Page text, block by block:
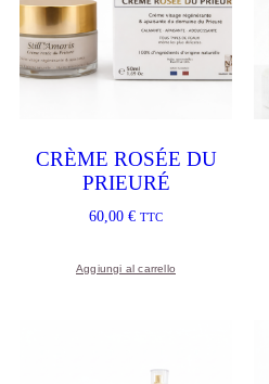
CRÈME ROSÉE DU
PRIEURÉ
60,00 € TTC
Aggiungi al carrello